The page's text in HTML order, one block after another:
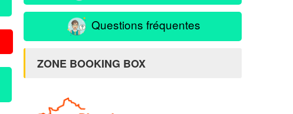
Questions fréquentes
ZONE BOOKING BOX